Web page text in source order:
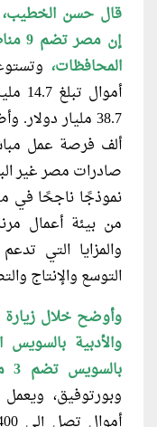
قال حسن الخطيب،
إن
المحافظات،
صادرات مصر غير
نموذجًا ناجحًا في
من بيئة أعمال
والمزايا التي
التوسع والإنتاج
وأوضح خلال زيارة
والأدبية بالسويس
بالسويس تضم 3 مواقع رئيسية